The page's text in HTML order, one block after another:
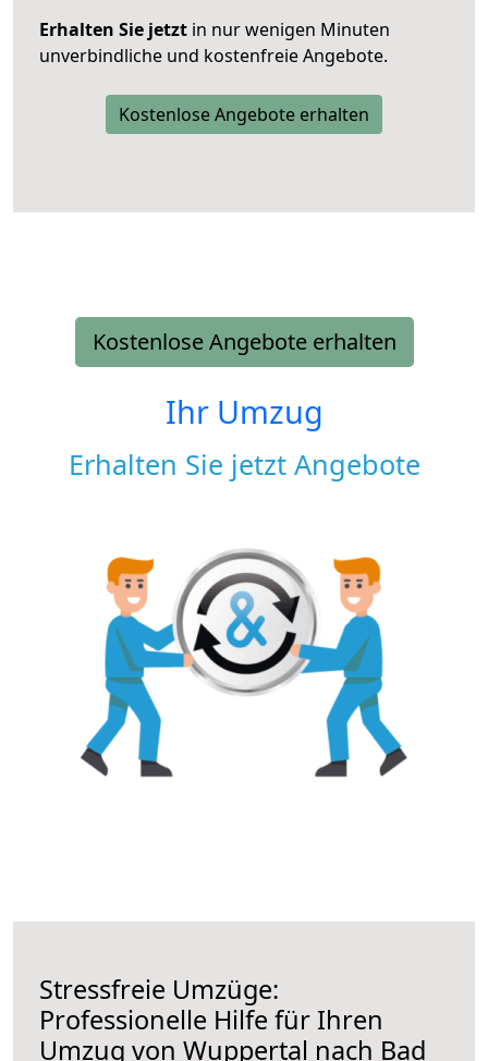
Erhalten Sie jetzt in nur wenigen Minuten
unverbindliche und kostenfreie Angebote.
Kostenlose Angebote erhalten
Kostenlose Angebote erhalten
Ihr Umzug
Erhalten Sie jetzt Angebote
Stressfreie Umzüge:
Professionelle Hilfe für Ihren
Umzug von Wuppertal nach Bad